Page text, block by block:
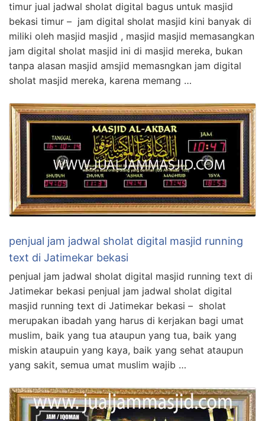
timur jual jadwal sholat digital bagus untuk masjid
bekasi timur – jam digital sholat masjid kini banyak di
miliki oleh masjid masjid , masjid masjid memasangkan
jam digital sholat masjid ini di masjid mereka, bukan
tanpa alasan masjid amsjid memasngkan jam digital
sholat masjid mereka, karena memang …
penjual jam jadwal sholat digital masjid running
text di Jatimekar bekasi
penjual jam jadwal sholat digital masjid running text di
Jatimekar bekasi penjual jam jadwal sholat digital
masjid running text di Jatimekar bekasi – sholat
merupakan ibadah yang harus di kerjakan bagi umat
muslim, baik yang tua ataupun yang tua, baik yang
miskin ataupuin yang kaya, baik yang sehat ataupun
yang sakit, semua umat muslim wajib …